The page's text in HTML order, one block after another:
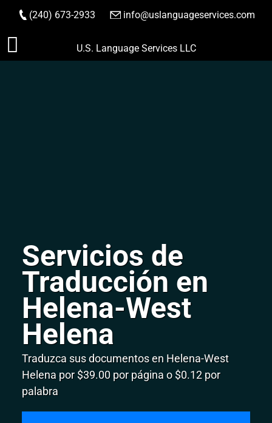
Saltar
(240) 673-2933 info@uslanguageservices.com
HACER PEDIDO
U.S. Language Services LLC
Servicios de
Traducción en
Helena-West
Helena
Traduzca sus documentos en Helena-West
Helena por $39.00 por página o $0.12 por
palabra